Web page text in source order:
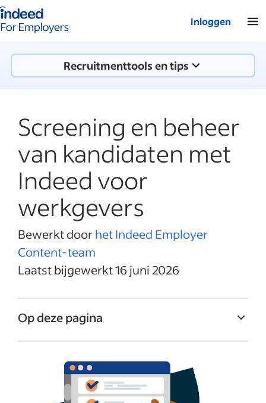
van Indeed - Voor werkgevers
Inloggen
Recruitmenttools en tips
Screening en beheer
van kandidaten met
Indeed voor
werkgevers
Bewerkt doorhet Indeed Employer
Content-team
Laatst bijgewerkt 16 juni 2026
Op deze pagina
Kandidaten voor vacatures filteren
Sollicitanten groeperen op status